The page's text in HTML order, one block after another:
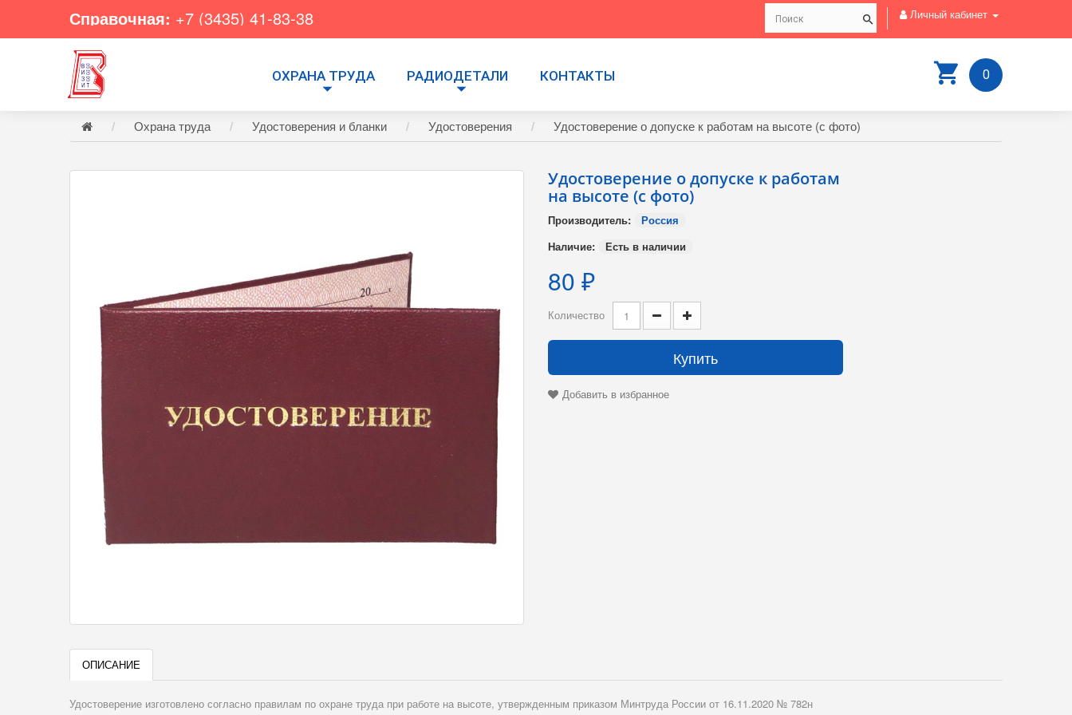
Справочная: +7 (3435) 41-83-38 Личный кабинет
0
ОХРАНА ТРУДА РАДИОДЕТАЛИ КОНТАКТЫ
Охрана труда Удостоверения и бланки Удостоверения Удостоверение о допуске к работам на высоте (с фото)
Удостоверение о допуске к работам
на высоте (с фото)
Производитель:
Россия
Наличие:
Есть в наличии
80 ₽
Количество
Купить
Добавить в избранное
ОПИСАНИЕ
Удостоверение изготовлено согласно правилам по охране труда при работе на высоте, утвержденным приказом Минтруда России от 16.11.2020 № 782н